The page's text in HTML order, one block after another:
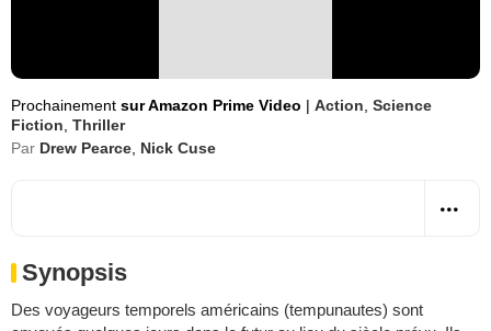
Prochainement sur Amazon Prime Video | Action Science
Fiction Thriller
Par Drew Pearce Nick Cuse
Synopsis
Des voyageurs temporels américains (tempunautes) sont